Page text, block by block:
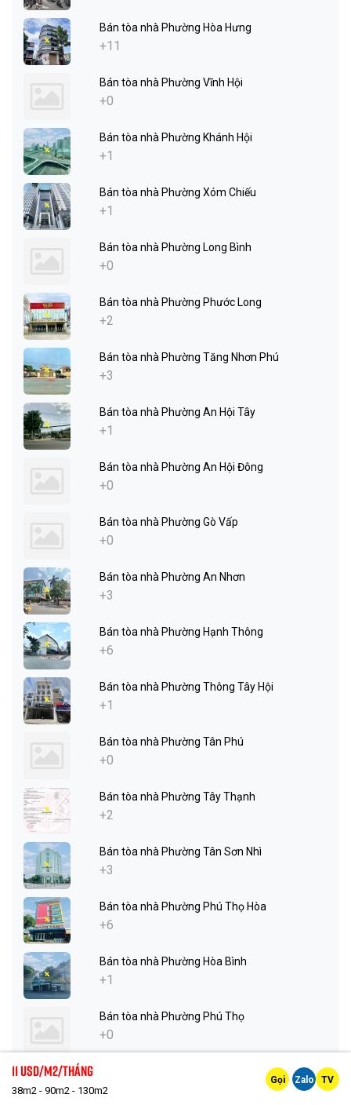
Bán tòa nhà Phường Hòa Hưng
+11
Bán tòa nhà Phường Vĩnh Hội
+0
Bán tòa nhà Phường Khánh Hội
+1
Bán tòa nhà Phường Xóm Chiếu
+1
Bán tòa nhà Phường Long Bình
+0
Bán tòa nhà Phường Phước Long
+2
Bán tòa nhà Phường Tăng Nhơn Phú
+3
Bán tòa nhà Phường An Hội Tây
+1
Bán tòa nhà Phường An Hội Đông
+0
Bán tòa nhà Phường Gò Vấp
+0
Bán tòa nhà Phường An Nhơn
+3
Bán tòa nhà Phường Hạnh Thông
+6
Bán tòa nhà Phường Thông Tây Hội
+1
Bán tòa nhà Phường Tân Phú
+0
Bán tòa nhà Phường Tây Thạnh
+2
Bán tòa nhà Phường Tân Sơn Nhì
+3
Bán tòa nhà Phường Phú Thọ Hòa
+6
Bán tòa nhà Phường Hòa Bình
+1
Bán tòa nhà Phường Phú Thọ
+0
+0
11 Usd/m2/tháng
38m2 - 90m2 - 130m2
Gọi Zalo TV